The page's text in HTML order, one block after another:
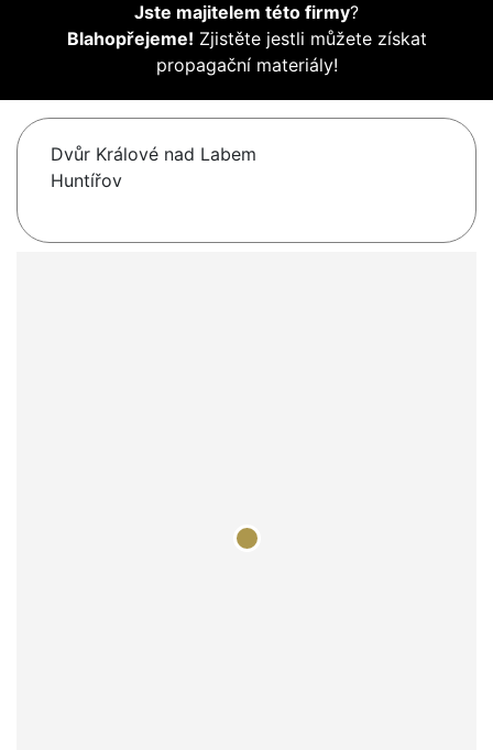
Jste majitelem této firmy?
Blahopřejeme! Zjistěte jestli můžete získat
propagační materiály!
Dvůr Králové nad Labem
Huntířov